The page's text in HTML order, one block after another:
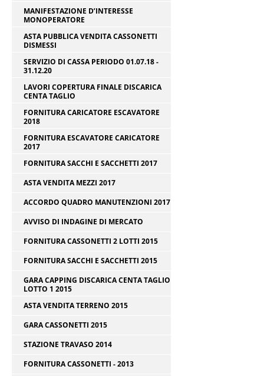
MANIFESTAZIONE D’INTERESSE
MONOPERATORE
ASTA PUBBLICA VENDITA CASSONETTI
DISMESSI
SERVIZIO DI CASSA PERIODO 01.07.18 -
31.12.20
LAVORI COPERTURA FINALE DISCARICA
CENTA TAGLIO
FORNITURA CARICATORE ESCAVATORE
2018
FORNITURA ESCAVATORE CARICATORE
2017
FORNITURA SACCHI E SACCHETTI 2017
ASTA VENDITA MEZZI 2017
ACCORDO QUADRO MANUTENZIONI 2017
AVVISO DI INDAGINE DI MERCATO
FORNITURA CASSONETTI 2 LOTTI 2015
FORNITURA SACCHI E SACCHETTI 2015
GARA CAPPING DISCARICA CENTA TAGLIO
LOTTO 1 2015
ASTA VENDITA TERRENO 2015
GARA CASSONETTI 2015
STAZIONE TRAVASO 2014
FORNITURA CASSONETTI - 2013